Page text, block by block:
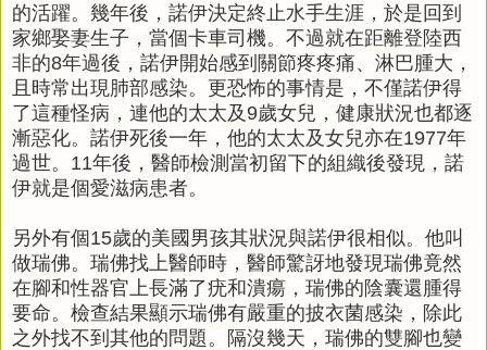
的活躍。幾年後，諾伊決定終止水手生涯，於是回到
家鄉娶妻生子，當個卡車司機。不過就在距離登陸西
非的8年過後，諾伊開始感到關節疼疼痛、淋巴腫大，
且時常出現肺部感染。更恐怖的事情是，不僅諾伊得
了這種怪病，連他的太太及9歲女兒，健康狀況也都逐
漸惡化。諾伊死後一年，他的太太及女兒亦在1977年
過世。11年後，醫師檢測當初留下的組織後發現，諾
伊就是個愛滋病患者。
另外有個15歲的美國男孩其狀況與諾伊很相似。他叫
做瑞佛。瑞佛找上醫師時，醫師驚訝地發現瑞佛竟然
在腳和性器官上長滿了疣和潰瘍，瑞佛的陰囊還腫得
要命。檢查結果顯示瑞佛有嚴重的披衣菌感染，除此
之外找不到其他的問題。隔沒幾天，瑞佛的雙腳也變